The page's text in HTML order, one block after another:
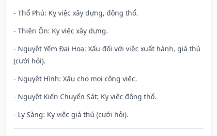
- Thổ Phủ: Kỵ việc xây dựng, động thổ.
- Thiên Ôn: Kỵ việc xây dựng.
- Nguyệt Yếm Đại Hoạ: Xấu đối với việc xuất hành, giá thú
(cưới hỏi).
- Nguyệt Hình: Xấu cho mọi công việc.
- Nguyệt Kiến Chuyển Sát: Kỵ việc động thổ.
- Ly Sàng: Kỵ việc giá thú (cưới hỏi).